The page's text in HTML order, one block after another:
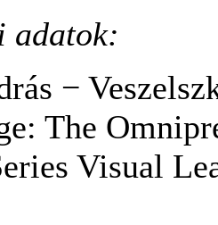
−
The
Visual